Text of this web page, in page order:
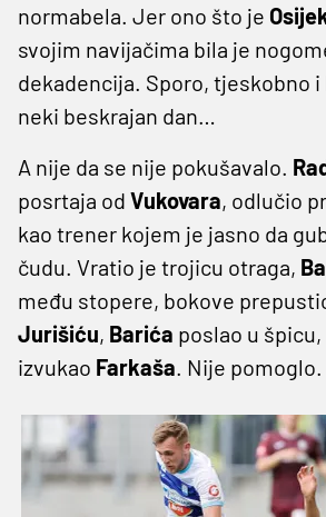
normabela. Jer ono što je
svojim navijačima bila je
dekadencija. Sporo, tjeskobno i
neki beskrajan dan…
A nije da se nije pokušavalo.
posrtaja od Vukovara, odlučio
kao trener kojem je jasno da
čudu. Vratio je trojicu otraga,
među stopere, bokove
Jurišiću, Barića poslao u
izvukao Farkaša. Nije pomoglo.